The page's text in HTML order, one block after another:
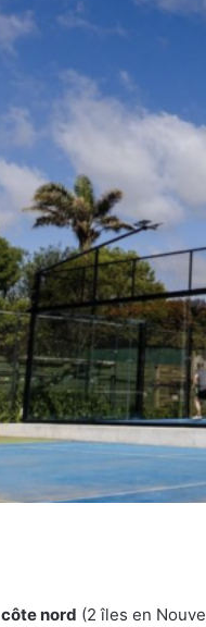
côte nord (2 îles en